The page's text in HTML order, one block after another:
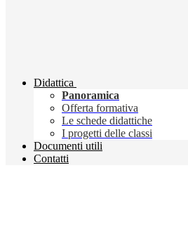
Didattica
Panoramica
Offerta formativa
Le schede didattiche
I progetti delle classi
Documenti utili
Contatti